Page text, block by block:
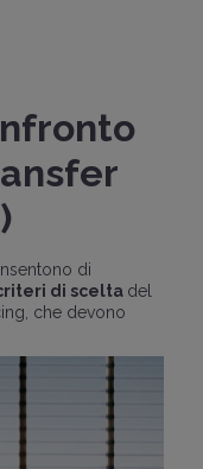
di
di scelta del
che devono